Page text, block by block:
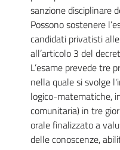
sanzione disciplinare
Possono sostenere
candidati privatisti
all’articolo 3 del
L’esame prevede tre
nella quale si svolge
logico-matematiche,
comunitaria) in tre
orale finalizzato a
delle conoscenze,